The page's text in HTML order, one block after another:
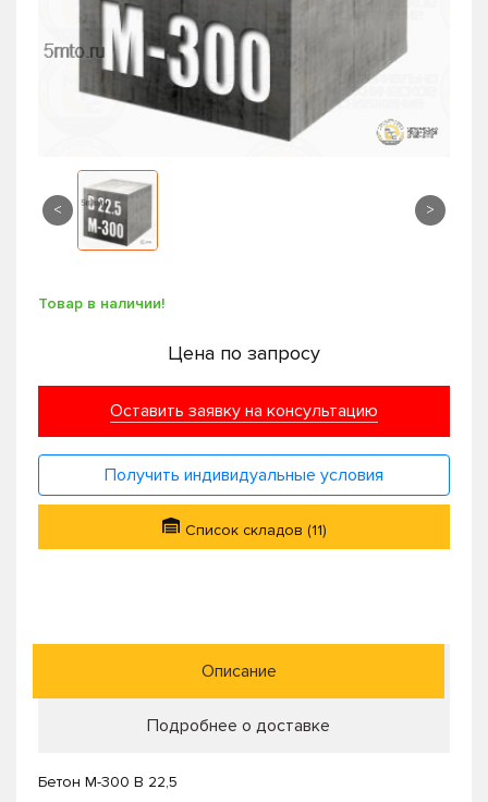
< >
Товар в наличии!
Цена по запросу
Оставить заявку на консультацию
Получить индивидуальные условия
Список складов (11)
Описание
Подробнее о доставке
Бетон М-300 В 22,5